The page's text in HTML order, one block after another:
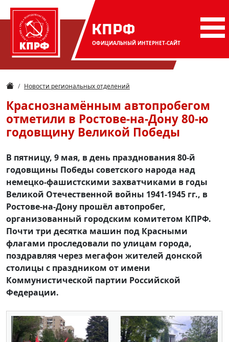
КПРФ
ОФИЦИАЛЬНЫЙ ИНТЕРНЕТ-САЙТ
Новости региональных отделений
Краснознамённым автопробегом
отметили в Ростове-на-Дону 80-ю
годовщину Великой Победы
В пятницу, 9 мая, в день празднования 80-й
годовщины Победы советского народа над
немецко-фашистскими захватчиками в годы
Великой Отечественной войны 1941-1945 гг., в
Ростове-на-Дону прошёл автопробег,
организованный городским комитетом КПРФ.
Почти три десятка машин под Красными
флагами проследовали по улицам города,
поздравляя через мегафон жителей донской
столицы с праздником от имени
Коммунистической партии Российской
Федерации.